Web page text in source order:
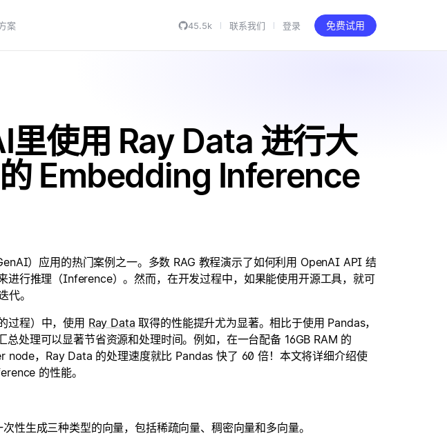
案 45.5k 联系我们 登录 免费试用
里使用 Ray Data 进行大
Embedding Inference
）应用的热门案例之一。多数 RAG 教程演示了如何利用 OpenAI API 结
行推理（Inference）。然而，在开发过程中，如果能使用开源工具，就可
代。
过程）中，使用 Ray Data 取得的性能提升尤为显著。相比于使用 Pandas，
处理可以显著节省资源和处理时间。例如，在一台配备 16GB RAM 的
，Ray Data 的处理速度就比 Pandas 快了 60 倍！本文将详细介绍使
的性能。
性生成三种类型的向量，包括稀疏向量、稠密向量和多向量。